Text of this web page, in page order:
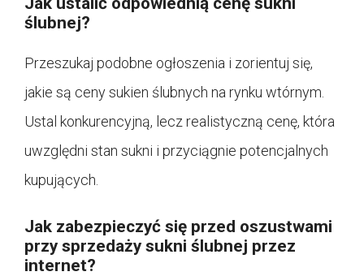
ślubnej?
Przeszukaj podobne ogłoszenia i zorientuj się,
jakie są ceny sukien ślubnych na rynku wtórnym.
Ustal konkurencyjną, lecz realistyczną cenę, która
uwzględni stan sukni i przyciągnie potencjalnych
kupujących.
Jak zabezpieczyć się przed oszustwami
przy sprzedaży sukni ślubnej przez
internet?